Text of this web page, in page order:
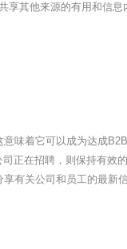
享其他来源的有用和信
味着它可以成为达成
正在招聘，则保持有效
有关公司和员工的最新